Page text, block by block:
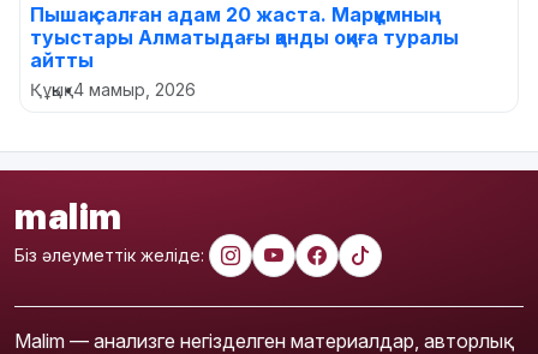
Пышақ салған адам 20 жаста. Марқұмның
туыстары Алматыдағы қанды оқиға туралы
айтты
Құқық•4 мамыр, 2026
malim
Біз әлеуметтік желіде:
Malim — анализге негізделген материалдар, авторлық